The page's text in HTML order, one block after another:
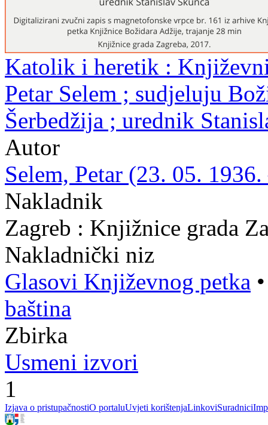
Katolik i heretik :
Petar Selem ; sudjeluju
Šerbedžija ; urednik
Autor
Selem, Petar (23. 05.
Nakladnik
Zagreb : Knjižnice grada
Nakladnički niz
Glasovi Književnog petka
baština
Zbirka
Usmeni izvori
1
Izjava o pristupačnostiO portaluUvjeti korištenjaLinkoviSuradnici